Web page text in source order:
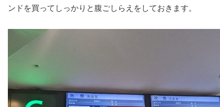
ンドを買ってしっかりと腹ごしらえをしておきます。